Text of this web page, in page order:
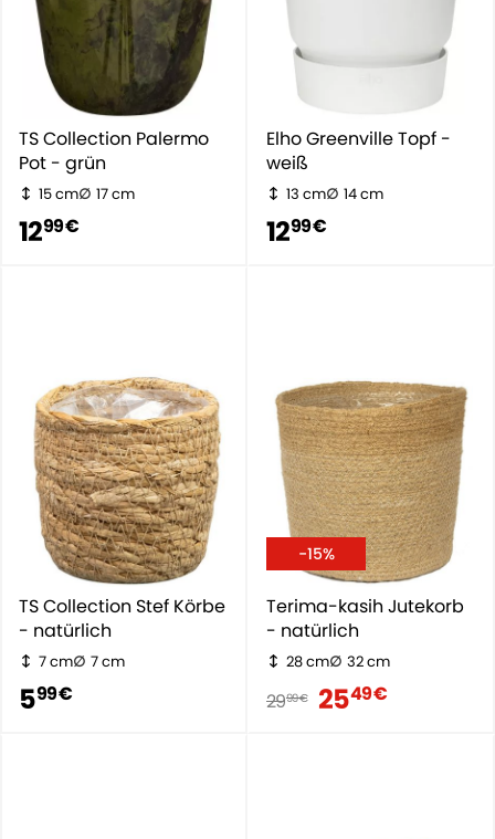
TS Collection Palermo
Pot - grün
15 cm 17 cm
1299 €
Elho Greenville Topf -
weiß
13 cm 14 cm
1299 €
TS Collection Stef Körbe
- natürlich
7 cm 7 cm
599 €
-15%
Terima-kasih Jutekorb
- natürlich
28 cm 32 cm
2999 € 2549 €